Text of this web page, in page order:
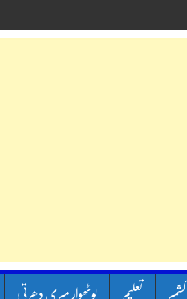
تعلیم پوٹھوار میری دھرتی